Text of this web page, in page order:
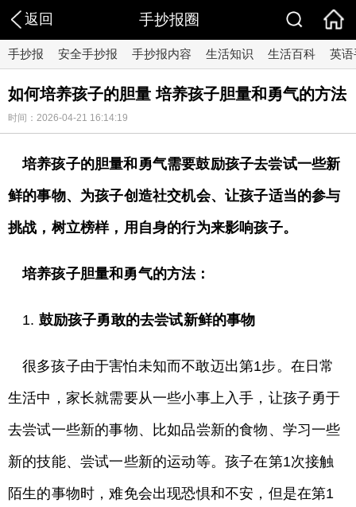
返回 手抄报圈
手抄报 安全手抄报 手抄报内容 生活知识 生活百科 英
如何培养孩子的胆量 培养孩子胆量和勇气的方法
时间：2026-04-21 16:14:19
培养孩子的胆量和勇气需要鼓励孩子去尝试一些新
鲜的事物、为孩子创造社交机会、让孩子适当的参与
挑战，树立榜样，用自身的行为来影响孩子。
培养孩子胆量和勇气的方法：
1. 鼓励孩子勇敢的去尝试新鲜的事物
很多孩子由于害怕未知而不敢迈出第1步。在日常
生活中，家长就需要从一些小事上入手，让孩子勇于
去尝试一些新的事物、比如品尝新的食物、学习一些
新的技能、尝试一些新的运动等。孩子在第1次接触
陌生的事物时，难免会出现恐惧和不安，但是在第1